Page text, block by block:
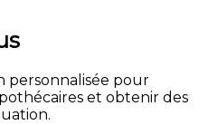
personnalisée pour
et obtenir des